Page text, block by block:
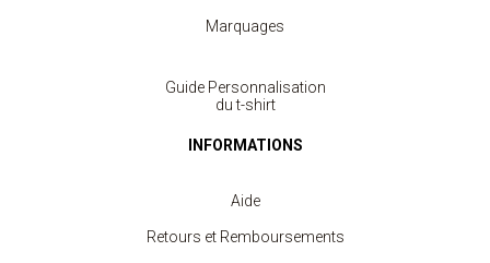
Marquages
Guide Personnalisation
du t-shirt
INFORMATIONS
Aide
Retours et Remboursements